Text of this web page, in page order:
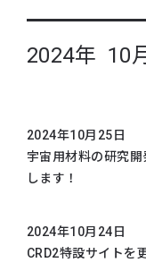
2024年 10
2024年10月25日
宇宙用材料の研究
します！
2024年10月24日
CRD2特設サイトを